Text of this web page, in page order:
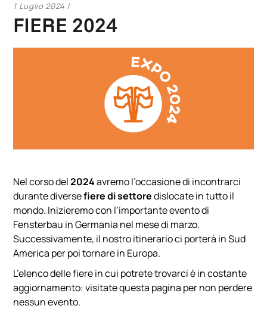
1 Luglio 2024
FIERE 2024
Nel corso del2024avremo l’occasione di incontrarci
durante diversefiere di settoredislocate in tutto il
mondo. Inizieremo con l’importante evento di
Fensterbau in Germania nel mese di marzo.
Successivamente, il nostro itinerario ci porterà in Sud
America per poi tornare in Europa.
L’elenco delle fiere in cui potrete trovarci è in costante
aggiornamento: visitate questa pagina per non perdere
nessun evento.